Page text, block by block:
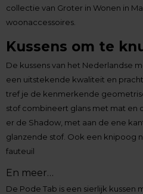
collectie van Groter in Wonen in
woonaccessoires.
Kussens om te
De kussens van het Nederlandse
een uitstekende kwaliteit en
tref je de kenmerkende
stof combineert glans met mat en
er de Shadow, met aan de ene
glanzende stof. Ook een knipoog
fauteuil
En meer…
De Pode Tab is een sierlijk kussen